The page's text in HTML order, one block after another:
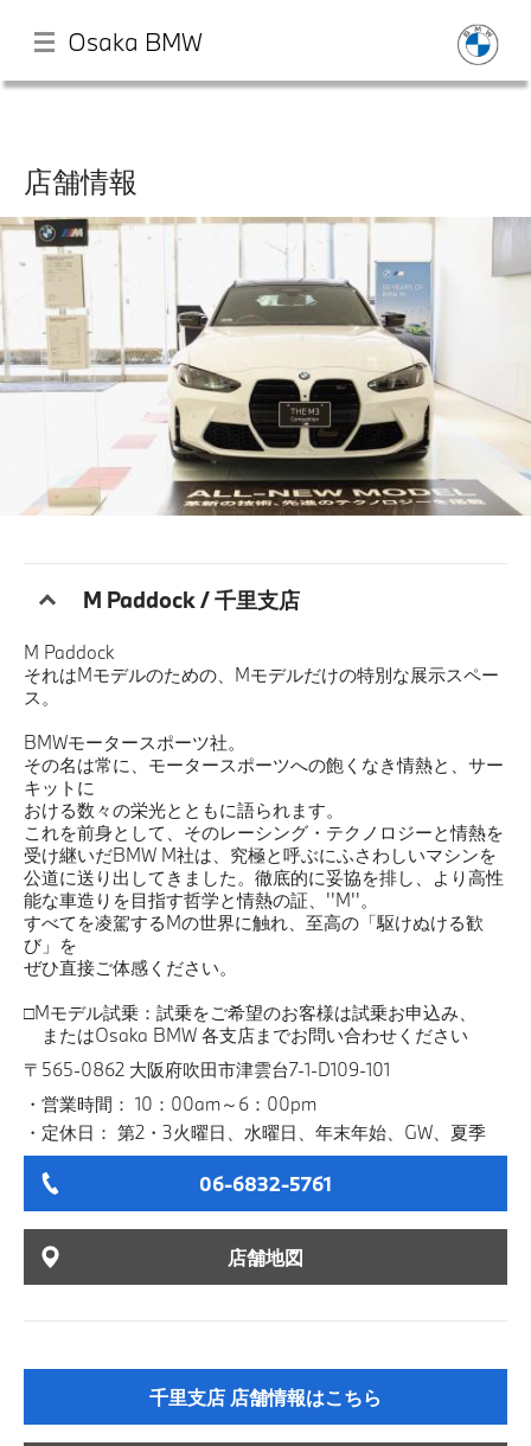
ン
テ
に
動
TOP
店舗一覧
試乗申込
イベント・キャンペーン
アフターサービス
FAN & FUN
Osaka BMW
店舗情報
M Paddock / 千里支店
M Paddock
それはMモデルのための、Mモデルだけの特別な展示スペー
ス。
BMWモータースポーツ社。
その名は常に、モータースポーツへの飽くなき情熱と、サー
キットに
おける数々の栄光とともに語られます。
これを前身として、そのレーシング・テクノロジーと情熱を
受け継いだBMW M社は、究極と呼ぶにふさわしいマシンを
公道に送り出してきました。徹底的に妥協を排し、より高性
能な車造りを目指す哲学と情熱の証、''M''。
すべてを凌駕するMの世界に触れ、至高の「駆けぬける歓
び」を
ぜひ直接ご体感ください。
□Mモデル試乗：試乗をご希望のお客様は試乗お申込み、
またはOsaka BMW 各支店までお問い合わせください
〒565-0862 大阪府吹田市津雲台7-1-D109-101
営業時間： 10：00am～6：00pm
定休日： 第2・3火曜日、水曜日、年末年始、GW、夏季
06-6832-5761
店舗地図
千里支店 店舗情報はこちら